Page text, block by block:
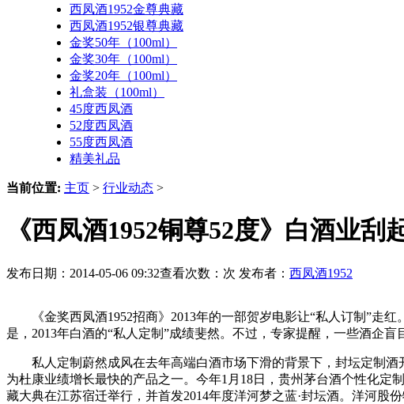
西凤酒1952金尊典藏
西凤酒1952银尊典藏
金奖50年（100ml）
金奖30年（100ml）
金奖20年（100ml）
礼盒装（100ml）
45度西凤酒
52度西凤酒
55度西凤酒
精美礼品
当前位置: 主页 > 行业动态 >
《西凤酒1952铜尊52度》白酒业刮
发布日期：2014-05-06 09:32查看次数： 次 发布者： 西凤酒1952
《金奖西凤酒1952招商》2013年的一部贺岁电影让“私人订制”走红
是，2013年白酒的“私人定制”成绩斐然。不过，专家提醒，一些酒企
私人定制蔚然成风在去年高端白酒市场下滑的背景下，封坛定制酒
为杜康业绩增长最快的产品之一。今年1月18日，贵州茅台酒个性化定
藏大典在江苏宿迁举行，并首发2014年度洋河梦之蓝·封坛酒。洋河股